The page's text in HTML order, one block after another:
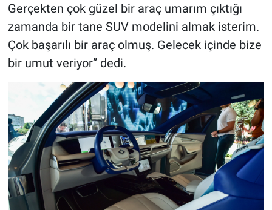
Gerçekten çok güzel bir araç umarım çıktığı
zamanda bir tane SUV modelini almak isterim.
Çok başarılı bir araç olmuş. Gelecek içinde bize
bir umut veriyor” dedi.